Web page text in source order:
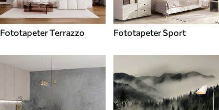
Fototapeter Terrazzo Fototapeter Sport